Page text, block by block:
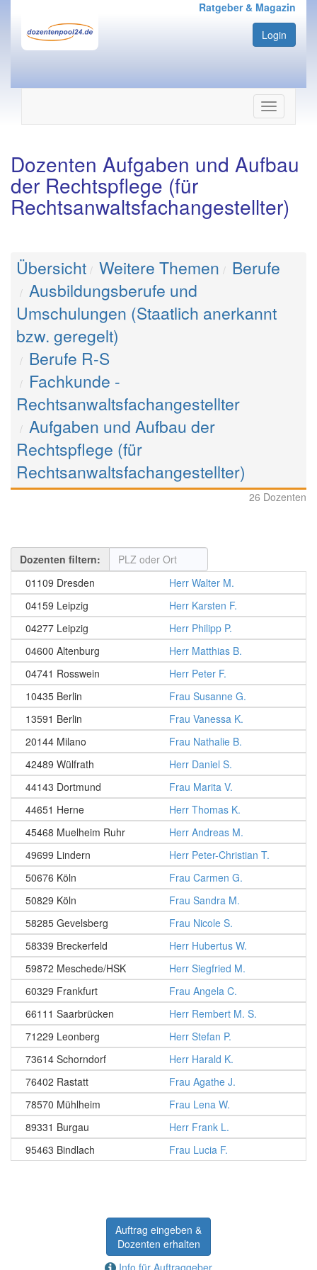
Ratgeber & Magazin
Login
Navigation
ein-/
Dozenten Aufgaben und Aufbau
der Rechtspflege (für
Rechtsanwaltsfachangestellter)
Übersicht Weitere Themen
Berufe
Ausbildungsberufe und
Umschulungen (Staatlich anerkannt
bzw. geregelt)
Berufe R-S
Fachkunde -
Rechtsanwaltsfachangestellter
Aufgaben und Aufbau der
Rechtspflege (für
Rechtsanwaltsfachangestellter)
26 Dozenten
Dozenten filtern:
01109 Dresden
Herr Walter M.
04159 Leipzig
Herr Karsten F.
04277 Leipzig
Herr Philipp P.
04600 Altenburg
Herr Matthias B.
04741 Rosswein
Herr Peter F.
10435 Berlin
Frau Susanne G.
13591 Berlin
Frau Vanessa K.
20144 Milano
Frau Nathalie B.
42489 Wülfrath
Herr Daniel S.
44143 Dortmund
Frau Marita V.
44651 Herne
Herr Thomas K.
45468 Muelheim Ruhr
Herr Andreas M.
49699 Lindern
Herr Peter-Christian T.
50676 Köln
Frau Carmen G.
50829 Köln
Frau Sandra M.
58285 Gevelsberg
Frau Nicole S.
58339 Breckerfeld
Herr Hubertus W.
59872 Meschede/HSK
Herr Siegfried M.
60329 Frankfurt
Frau Angela C.
66111 Saarbrücken
Herr Rembert M. S.
71229 Leonberg
Herr Stefan P.
73614 Schorndorf
Herr Harald K.
76402 Rastatt
Frau Agathe J.
78570 Mühlheim
Frau Lena W.
89331 Burgau
Herr Frank L.
95463 Bindlach
Frau Lucia F.
Auftrag eingeben &
Dozenten erhalten
Info für Auftraggeber